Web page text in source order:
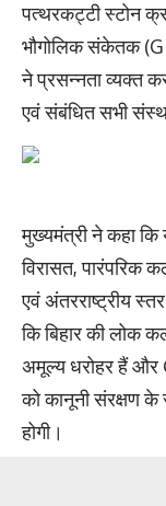
पत्थरकट्टी स्टोन
भौगोलिक संकेतक
ने प्रसन्नता व्यक्त
एवं संबंधित सभी
मुख्यमंत्री ने कहा कि
विरासत, पारंपरिक
एवं अंतरराष्ट्रीय
कि बिहार की लोक
अमूल्य धरोहर हैं और
को कानूनी संरक्षण के
होगी।